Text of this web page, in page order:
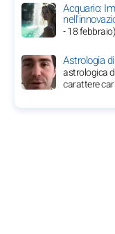
Acquario:
- 18
Astrologia
astrologica
carattere